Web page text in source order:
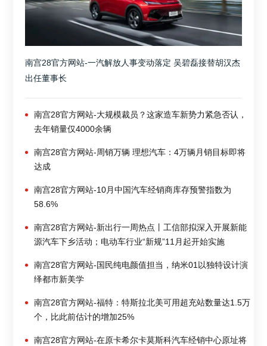
南宫28官方网站-一汽解放人事变动落定 吴碧磊接替胡汉杰
出任董事长
南宫28官方网站-大规模裁员？这家造车新势力紧急否认，
去年销量仅4000余辆
南宫28官方网站-周销万辆 理想汽车：4万辆月销目标即将
达成
南宫28官方网站-10月中国汽车经销商库存预警指数为
58.6%
南宫28官方网站-新出行一周热点丨工信部拟深入开展新能
源汽车下乡活动；电动车行业“新规”11月起开始实施
南宫28官方网站-国民纯电颜值担当，纳米01以独特设计演
绎都市新美学
南宫28官方网站-福特：特斯拉北美可用超充站数量达1.5万
个，比此前估计的增加25%
南宫28官方网站-在原卡希尔卡莫斯科汽车经销中心原址将